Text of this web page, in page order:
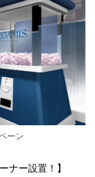
ーン
ナー設置！】